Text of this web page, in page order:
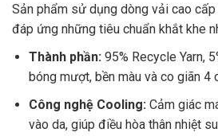
Sản phẩm sử dụng dòng vải cao
đáp ứng những tiêu chuẩn khắt khe
Thành phần:95% Recycle Yarn,
bóng mượt, bền màu và co giãn 4
Công nghệ Cooling:Cảm giác
vào da, giúp điều hòa thân nhiệt